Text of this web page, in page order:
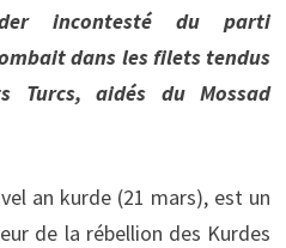
incontesté du parti
dans les filets tendus
Turcs, aidés du Mossad
an kurde (21 mars), est un
de la rébellion des Kurdes